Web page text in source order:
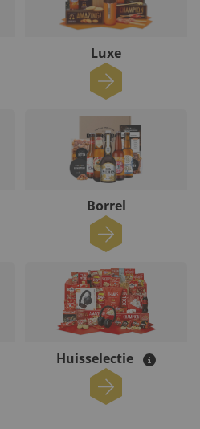
Luxe
Borrel
Huisselectie